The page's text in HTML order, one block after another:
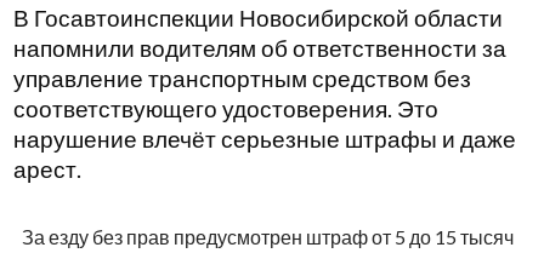
В Госавтоинспекции Новосибирской области
напомнили водителям об ответственности за
управление транспортным средством без
соответствующего удостоверения. Это
нарушение влечёт серьезные штрафы и даже
арест.
За езду без прав предусмотрен штраф от 5 до 15 тысяч